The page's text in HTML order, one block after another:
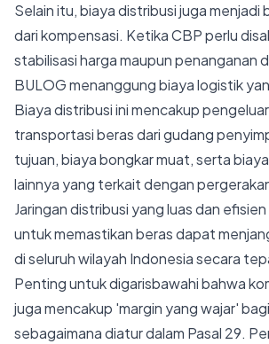
Selain itu, biaya distribusi juga menjadi
dari kompensasi. Ketika CBP perlu
stabilisasi harga maupun penanganan
BULOG menanggung biaya logistik
Biaya distribusi ini mencakup
transportasi beras dari gudang
tujuan, biaya bongkar muat, serta
lainnya yang terkait dengan
Jaringan distribusi yang luas dan
untuk memastikan beras dapat
di seluruh wilayah Indonesia secara
Penting untuk digarisbawahi bahwa
juga mencakup 'margin yang wajar'
sebagaimana diatur dalam Pasal 29.